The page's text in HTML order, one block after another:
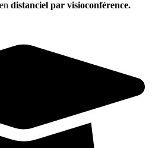
distanciel par visioconférence.